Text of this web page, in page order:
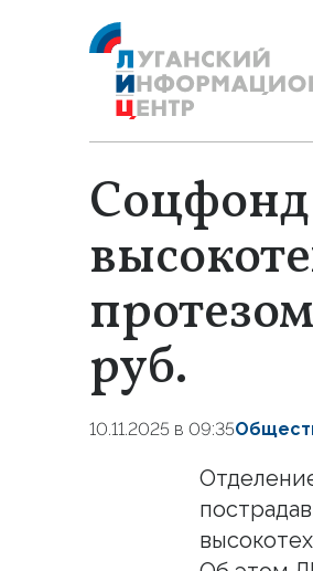
руб.
10.11.2025 в 09:35